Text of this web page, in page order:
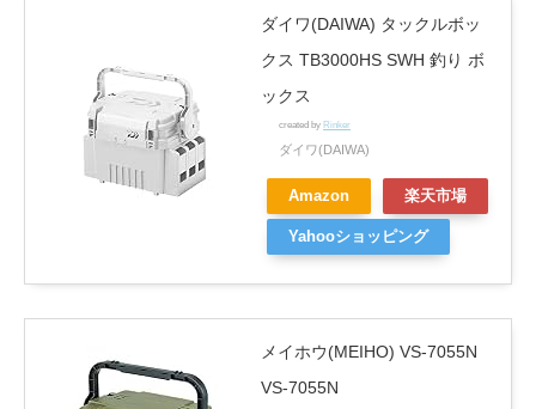
ダイワ(DAIWA) タックルボッ
クス TB3000HS SWH 釣り ボ
ックス
created by Rinker
ダイワ(DAIWA)
Amazon 楽天市場
Yahooショッピング
メイホウ(MEIHO) VS-7055N
VS-7055N